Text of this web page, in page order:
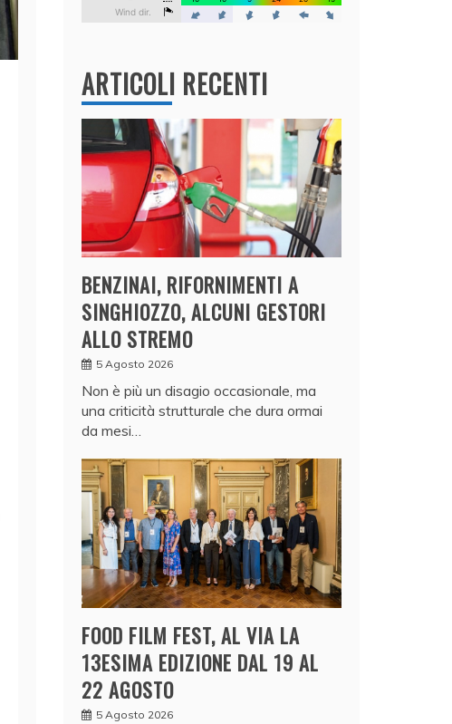
ARTICOLI RECENTI
BENZINAI, RIFORNIMENTI A
SINGHIOZZO, ALCUNI GESTORI
ALLO STREMO
5 Agosto 2026
Non è più un disagio occasionale, ma
una criticità strutturale che dura ormai
da mesi…
FOOD FILM FEST, AL VIA LA
13ESIMA EDIZIONE DAL 19 AL
22 AGOSTO
5 Agosto 2026